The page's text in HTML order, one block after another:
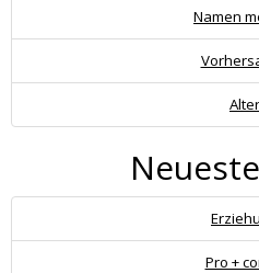
Namen
Alter
Pro +